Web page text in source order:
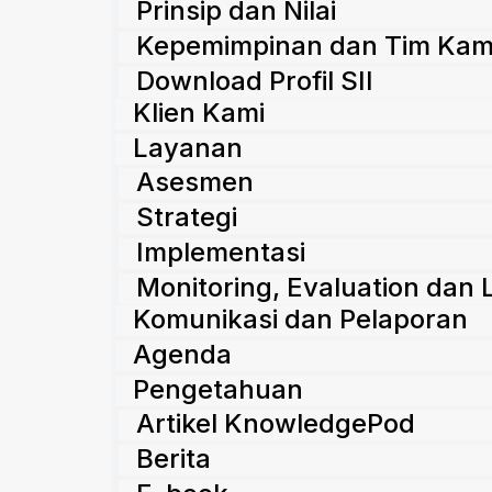
Prinsip dan Nilai
Kepemimpinan dan Tim
Download Profil SII
Klien Kami
Layanan
Asesmen
Strategi
Implementasi
Monitoring, Evaluation dan
Komunikasi dan Pelaporan
Agenda
Pengetahuan
Artikel KnowledgePod
Berita